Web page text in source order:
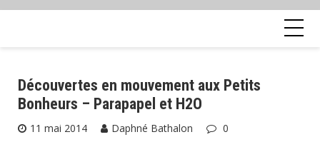
Découvertes en mouvement aux Petits
Bonheurs – Parapapel et H2O
11 mai 2014 Daphné Bathalon
0